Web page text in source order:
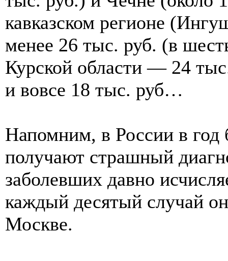
кавказском регионе
менее 26 тыс. руб. (в
Курской области — 24
и вовсе 18 тыс. руб…
Напомним, в России в год
получают страшный
заболевших давно
каждый десятый случай
Москве.